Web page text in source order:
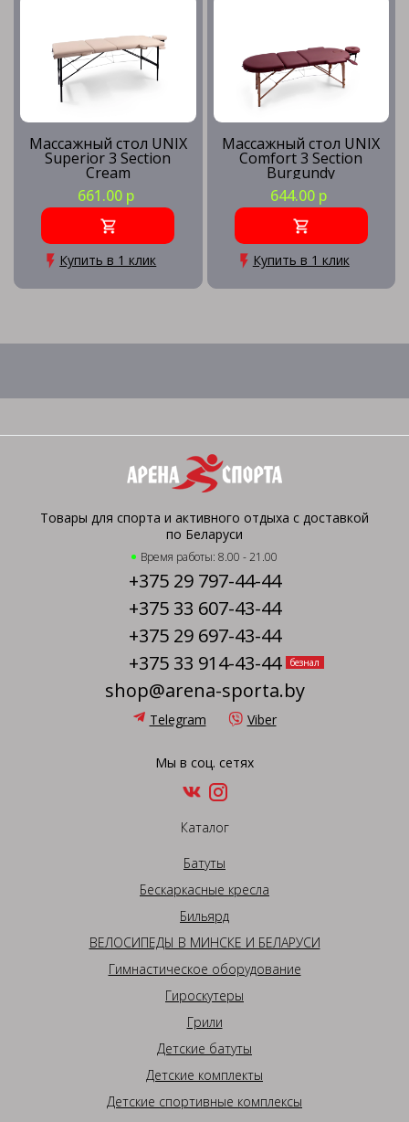
Массажный стол UNIX
Superior 3 Section
Cream
661.00 р
Купить в 1 клик
Массажный стол UNIX
Comfort 3 Section
Burgundy
644.00 р
Купить в 1 клик
Товары для спорта и активного отдыха с доставкой
по Беларуси
Время работы: 8.00 - 21.00
+375 29 797-44-44
+375 33 607-43-44
+375 29 697-43-44
+375 33 914-43-44
безнал
shop@arena-sporta.by
Telegram Viber
Мы в соц. сетях
Каталог
Батуты
Бескаркасные кресла
Бильярд
ВЕЛОСИПЕДЫ В МИНСКЕ И БЕЛАРУСИ
Гимнастическое оборудование
Гироскутеры
Грили
Детские батуты
Детские комплекты
Детские спортивные комплексы